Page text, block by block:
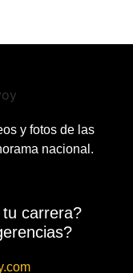
y fotos de las
nacional.
carrera?